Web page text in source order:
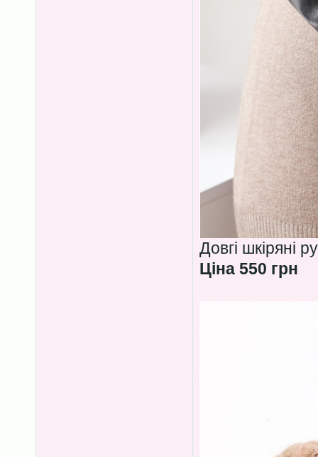
Довгі шкіряні
Ціна 550 грн